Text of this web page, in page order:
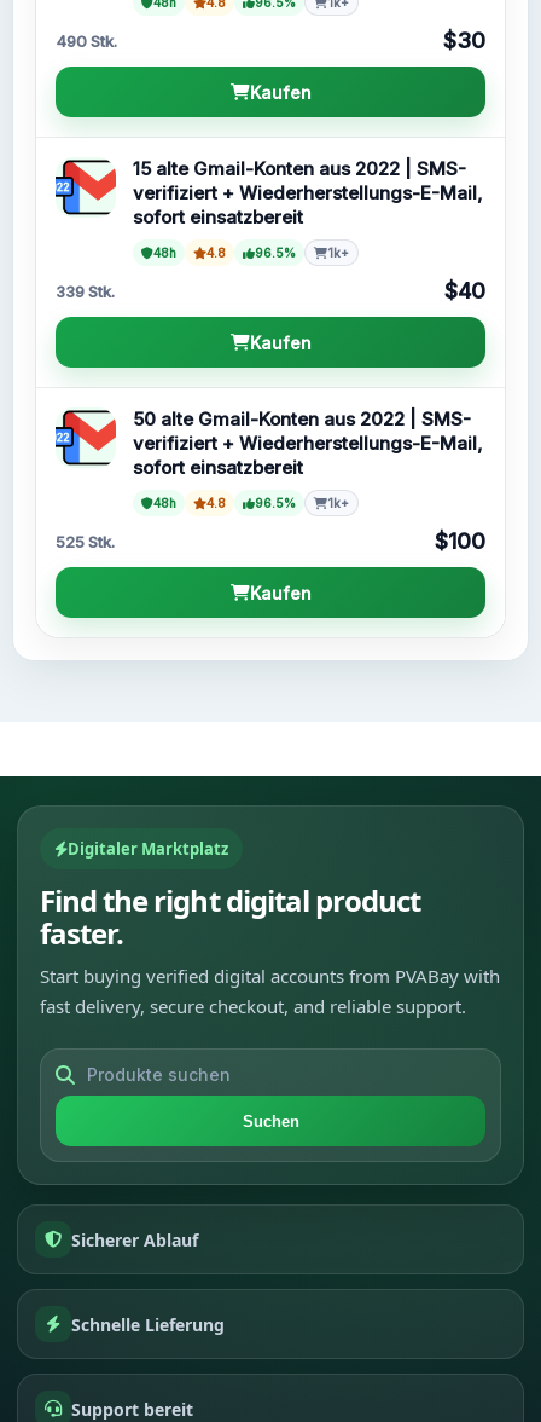
490 Stk. $30
Kaufen
15 alte Gmail-Konten aus 2022 | SMS-
verifiziert + Wiederherstellungs-E-Mail,
sofort einsatzbereit
48h 4.8 96.5% 1k+
339 Stk. $40
Kaufen
50 alte Gmail-Konten aus 2022 | SMS-
verifiziert + Wiederherstellungs-E-Mail,
sofort einsatzbereit
48h 4.8 96.5% 1k+
525 Stk. $100
Kaufen
Digitaler Marktplatz
Find the right digital product
faster.
Start buying verified digital accounts from PVABay with
fast delivery, secure checkout, and reliable support.
Suchen
Sicherer Ablauf
Schnelle Lieferung
Support bereit